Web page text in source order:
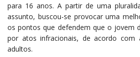
para 16 anos. A partir de uma
assunto, buscou-se provocar uma
os pontos que defendem que o jovem
por atos infracionais, de acordo com
adultos.